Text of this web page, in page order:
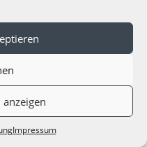
Impressum
GmbH
p.P.
Karte